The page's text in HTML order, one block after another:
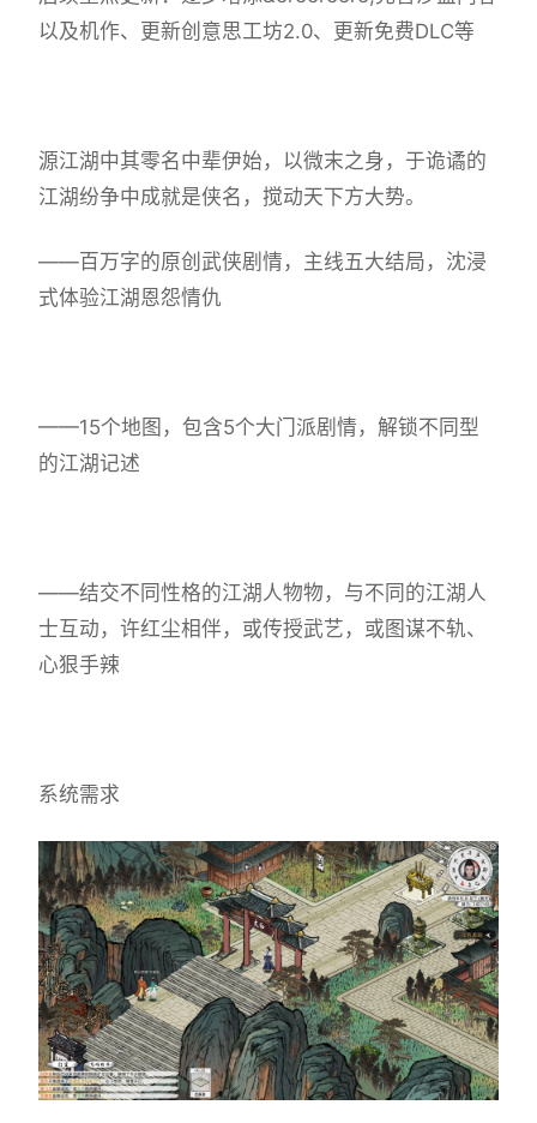
以及机作、更新创意思工坊2.0、更新免费DLC等
源江湖中其零名中辈伊始，以微末之身，于诡谲的
江湖纷争中成就是侠名，搅动天下方大势。
——百万字的原创武侠剧情，主线五大结局，沈浸
式体验江湖恩怨情仇
——15个地图，包含5个大门派剧情，解锁不同型
的江湖记述
——结交不同性格的江湖人物物，与不同的江湖人
士互动，许红尘相伴，或传授武艺，或图谋不轨、
心狠手辣
系统需求